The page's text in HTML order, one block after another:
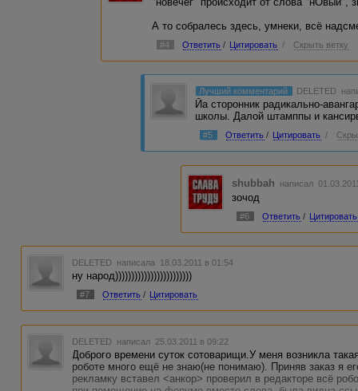
А то собралесь здесь, умнеки, всё
#4 Ответить / Цитировать / Скрыть ветку
Лучший комментарий DELETED
Йа сторонник радикально-
школы. Далой штамппы и
#5 Ответить / Цитировать /
shubbah написал
зочод
#6 Ответить / Цитировать
DELETED написала 18.03.2011 в 01:54
ну народ))))))))))))))))))))))))
#7 Ответить / Цитировать
DELETED написал 25.03.2011 в 09:22
Доброго времени суток сотоварищи.У меня возникла
роботе много ещё не знаю(не понимаю). Приняв заказ я
рекламку вставел <анкор> проверил в редакторе всё